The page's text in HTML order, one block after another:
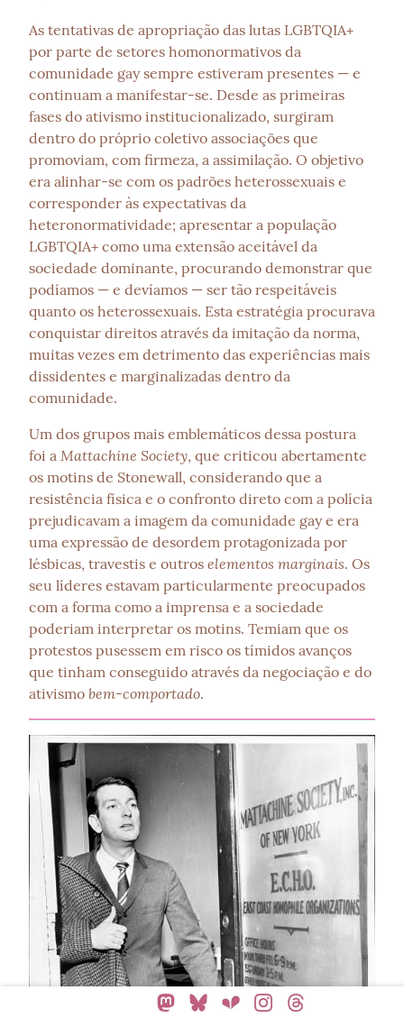
As tentativas de apropriação das lutas LGBTQIA+
por parte de setores homonormativos da
comunidade gay sempre estiveram presentes — e
continuam a manifestar-se. Desde as primeiras
fases do ativismo institucionalizado, surgiram
dentro do próprio coletivo associações que
promoviam, com firmeza, a assimilação. O objetivo
era alinhar-se com os padrões heterossexuais e
corresponder às expectativas da
heteronormatividade; apresentar a população
LGBTQIA+ como uma extensão aceitável da
sociedade dominante, procurando demonstrar que
podíamos — e devíamos — ser tão respeitáveis
quanto os heterossexuais. Esta estratégia procurava
conquistar direitos através da imitação da norma,
muitas vezes em detrimento das experiências mais
dissidentes e marginalizadas dentro da
comunidade.
Um dos grupos mais emblemáticos dessa postura
foi a Mattachine Society, que criticou abertamente
os motins de Stonewall, considerando que a
resistência física e o confronto direto com a polícia
prejudicavam a imagem da comunidade gay e era
uma expressão de desordem protagonizada por
lésbicas, travestis e outros elementos marginais. Os
seu líderes estavam particularmente preocupados
com a forma como a imprensa e a sociedade
poderiam interpretar os motins. Temiam que os
protestos pusessem em risco os tímidos avanços
que tinham conseguido através da negociação e do
ativismo bem-comportado.